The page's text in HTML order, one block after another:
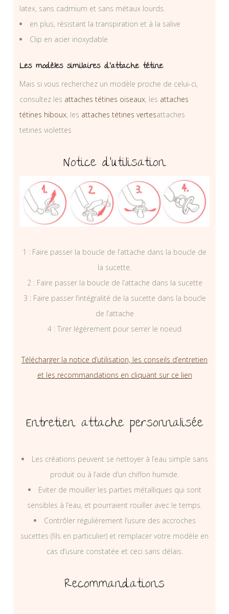
latex, sans cadmium et sans métaux lourds.
en plus, résistant la transpiration et à la salive
Clip en acier inoxydable
Les modèles similaires d’attache tétine
Mais si vous recherchez un modèle proche de celui-ci,
consultez les attaches tétines oiseaux, les attaches
tétines hiboux, les attaches tétines vertesattaches
tetines violettes
Notice d’utilisation
1 : Faire passer la boucle de l’attache dans la boucle de
la sucette.
2 : Faire passer la boucle de l’attache dans la sucette
3 : Faire passer l’intégralité de la sucette dans la boucle
de l’attache
4 : Tirer légèrement pour serrer le noeud
Télécharger la notice d’utilisation, les conseils d’entretien
et les recommandations en cliquant sur ce lien
Entretien attache personnalisée
Les créations peuvent se nettoyer à l’eau simple sans
produit ou à l’aide d’un chiffon humide.
Eviter de mouiller les parties métalliques qui sont
sensibles à l’eau, et pourraient rouiller avec le temps.
Contrôler régulièrement l’usure des accroches
sucettes (fils en particulier) et remplacer votre modèle en
cas d’usure constatée et ceci sans délais.
Recommandations